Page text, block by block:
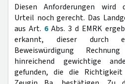
Diesen Anforderungen wird
Urteil noch gerecht. Das
aus Art. 6Abs. 3 d EMRK
erkannt, dieser durch
Beweiswürdigung
hinreichend gewichtige
gefunden, die die